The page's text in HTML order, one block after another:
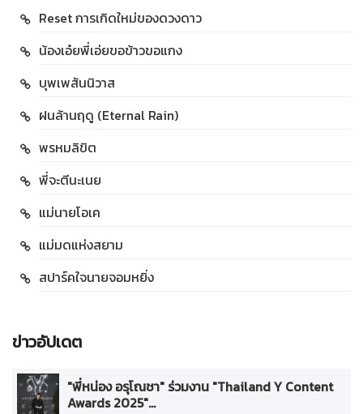
Reset การเกิดใหม่ของดวงดาว
น้องเอ๋ยพี่เอ่ยขอข้าวขอแกง
บุพเพสันนิวาส
ฝนล้านฤดู (Eternal Rain)
พรหมลิขิต
พี่จะตีนะเนย
แม่นายโอเค
แม่มดแห่งสยาม
สปาร์คใจนายจอมหยิ่ง
ข่าวอัปเดต
"พี่หน่อง อรุโณชา" ร่วมงาน "Thailand Y Content
Awards 2025"...